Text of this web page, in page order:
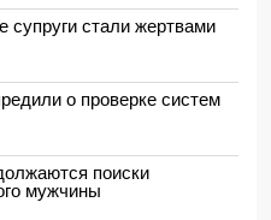
супруги стали жертвами
о проверке систем
поиски
мужчины